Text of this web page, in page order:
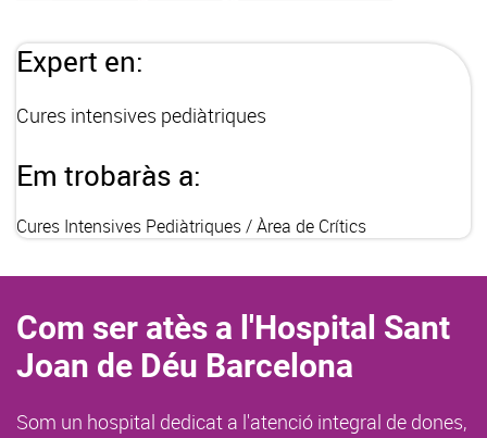
Expert en:
Cures intensives pediàtriques
Em trobaràs a:
Cures Intensives Pediàtriques / Àrea de Crítics
Com ser atès a l'Hospital Sant
Joan de Déu Barcelona
Som un hospital dedicat a l'atenció integral de dones,